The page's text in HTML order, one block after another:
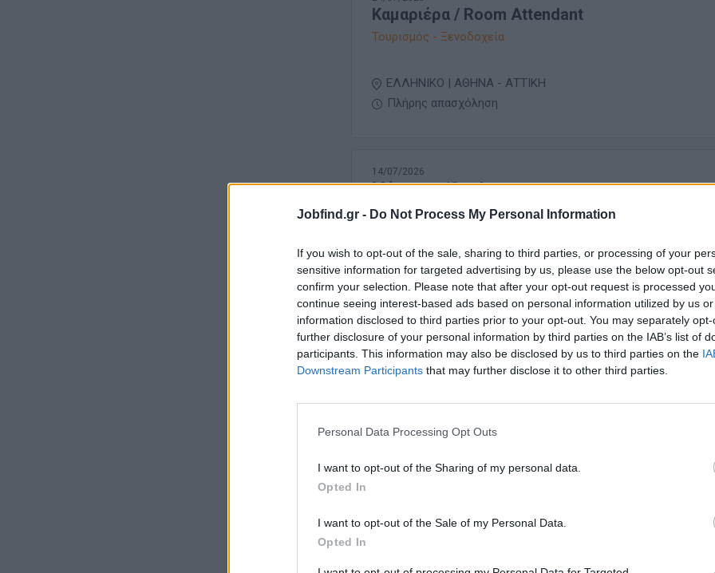
Jobfind.gr - Do Not Process My Personal Information
If you wish to opt-out of the sale, sharing to third parties, or processing of your
sensitive information for targeted advertising by us, please use the below opt-out
confirm your selection. Please note that after your opt-out request is processed
continue seeing interest-based ads based on personal information utilized by us
information disclosed to third parties prior to your opt-out. You may separately
further disclosure of your personal information by third parties on the IAB’s list of
participants. This information may also be disclosed by us to third parties on the
Downstream Participants that may further disclose it to other third parties.
Personal Data Processing Opt Outs
I want to opt-out of the Sharing of my personal data.
Opted In
I want to opt-out of the Sale of my Personal Data.
Opted In
Καμαριέρα / Room Attendant
Τουρισμός - Ξενοδοχεία
ΕΛΛΗΝΙΚΟ | ΑΘΗΝΑ - ΑΤΤΙΚΗ
Πλήρης απασχόληση
14/07/2026
Μάγειρας/Cook
Τουρισμός - Ξενοδοχεία
ΑΓΙΟΣ ΙΩΑΝΝΗΣ ΡΕΝΤΗΣ | ΑΘΗΝΑ - ΑΤΤΙΚΗ
Πλήρης απασχόληση | Μερική απασχόληση
13/07/2026
Party Host
ΑΓΙΟΣ ΙΩΑΝΝΗΣ ΡΕΝΤΗΣ | ΑΘΗΝΑ - ΑΤΤΙΚΗ
13/07/2026